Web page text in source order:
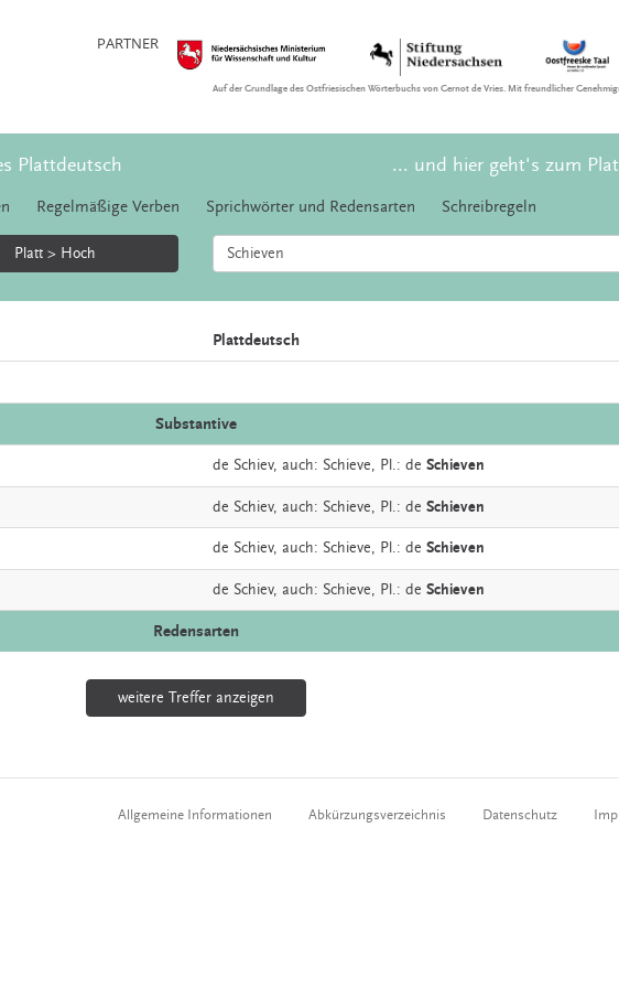
PARTNER
Auf der Grundlage des Ostfriesischen Wörterbuchs von Gernot de Vries. Mit freundlicher
Plattdeutsch ... und hier geht's zum
Regelmäßige Verben Sprichwörter und Redensarten Schreibregeln
Platt > Hoch
Plattdeutsch
Substantive
de Schiev, auch: Schieve, Pl.: de Schieven
de Schiev, auch: Schieve, Pl.: de Schieven
de Schiev, auch: Schieve, Pl.: de Schieven
de Schiev, auch: Schieve, Pl.: de Schieven
Redensarten
weitere Treffer anzeigen
Allgemeine Informationen Abkürzungsverzeichnis Datenschutz